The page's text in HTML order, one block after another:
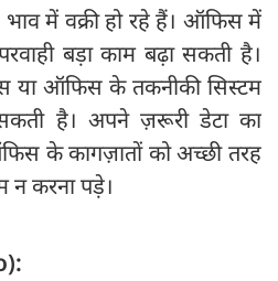
में वक्री हो रहे हैं। ऑफिस में
बड़ा काम बढ़ा सकती है।
या ऑफिस के तकनीकी सिस्टम
है। अपने ज़रूरी डेटा का
के कागज़ातों को अच्छी तरह
न करना पड़े।